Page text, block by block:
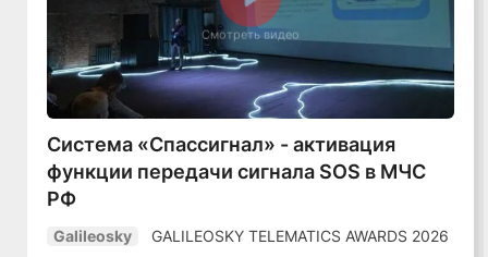
Смотреть видео
Система «Спассигнал» - активация
функции передачи сигнала SOS в МЧС
РФ
Galileosky GALILEOSKY TELEMATICS AWARDS 2026